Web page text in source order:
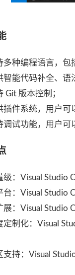
多种编程语言，包
智能代码补全、语
Git 版本控制；
插件系统，用户可
调试功能，用户可
级：Visual Studio
台：Visual Studio
展：Visual Studio
定制化：Visual
支持：Visual